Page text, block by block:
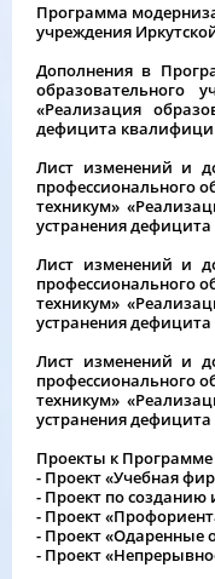
Программа
учреждения
Дополнения в
образовательного
«Реализация
дефицита
Лист изменений и
профессионального
техникум»
устранения
Лист изменений и
профессионального
техникум»
устранения
Лист изменений и
профессионального
техникум»
устранения
Проекты к
- Проект «Учебная
- Проект по созданию
- Проект
- Проект «Одаренные
- Проект